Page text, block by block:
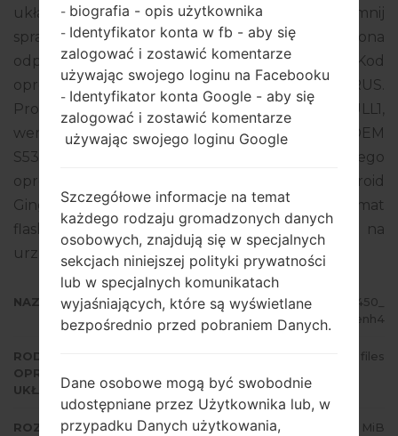
układowego dla Samsung Galaxy Y, ale nie zapomnij
sprawdzić, czy numer modelu Twojego smartfona
odpowiada wskazanemu GT-S5369. Kod
oprogramowania układowego to CYV z CYPRUS.
Produkt jest dostarczany z wersją PDA S5369BULL1,
wersja CSC S5369CYVLL1, wersja MODEM
S5369BULL1. Wersja systemu operacyjnego danego
oprogramowania układowego to Android
Gingerbread 2.3.6. Pełny poradnik na temat
flashowania oprogramowania układowego na
urządzeniach Samsung tutaj
NAZWA PLIKU
GT-S5369_CYV_1_20121206120450_
cba164enh4
RODZAJ
OPROGRAMOWANIA
UKŁADOWEGO
4 files
ROZMIAR PLIKU 123.7 MiB
- biografia - opis użytkownika
- Identyfikator konta w fb - aby się
zalogować i zostawić komentarze
używając swojego loginu na Facebooku
- Identyfikator konta Google - aby się
zalogować i zostawić komentarze
używając swojego loginu Google
Szczegółowe informacje na temat
każdego rodzaju gromadzonych danych
osobowych, znajdują się w specjalnych
sekcjach niniejszej polityki prywatności
lub w specjalnych komunikatach
wyjaśniających, które są wyświetlane
bezpośrednio przed pobraniem Danych.
Dane osobowe mogą być swobodnie
udostępniane przez Użytkownika lub, w
przypadku Danych użytkowania,